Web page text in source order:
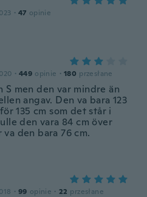
· 47 opinie
· 449 opinie · 180 przesłane
S men den var mindre än
angav. Den va bara 123
135 cm som det står i
den vara 84 cm över
den bara 76 cm.
· 99 opinie · 22 przesłane